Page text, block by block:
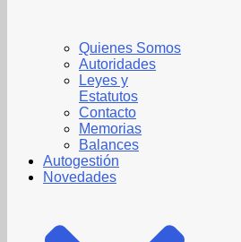
Quienes Somos
Autoridades
Leyes y
Estatutos
Contacto
Memorias
Balances
Autogestión
Novedades